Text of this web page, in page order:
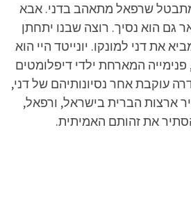
שרפאל מתאהב בדני. אבא
גם הוא נסיך. רוצה שבנו יתחתן
את דני למונקו. יונייטד היי הוא
פנימייה המארחת ילדי דיפלומטים
עוקבת אחר נסיונותיהם של דני,
ארצות הברית בישראל, ורפאל,
את זהותם האמיתית.